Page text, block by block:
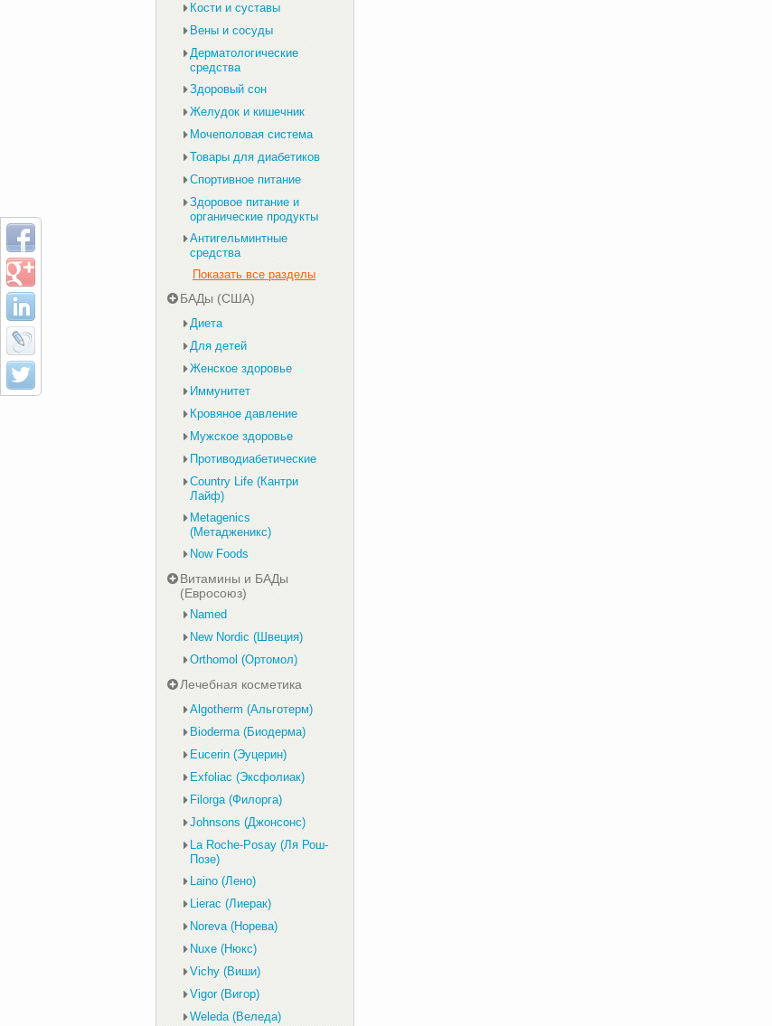
Кости и суставы
Вены и сосуды
Дерматологические
средства
Здоровый сон
Желудок и кишечник
Мочеполовая система
Товары для диабетиков
Спортивное питание
Здоровое питание и
органические продукты
Антигельминтные
средства
Показать все разделы
БАДы (США)
Диета
Для детей
Женское здоровье
Иммунитет
Кровяное давление
Мужское здоровье
Противодиабетические
Country Life (Кантри
Лайф)
Metagenics
(Метадженикс)
Now Foods
Витамины и БАДы
(Евросоюз)
Named
New Nordic (Швеция)
Orthomol (Ортомол)
Лечебная косметика
Algotherm (Альготерм)
Bioderma (Биодерма)
Eucerin (Эуцерин)
Exfoliac (Эксфолиак)
Filorga (Филорга)
Johnsons (Джонсонс)
La Roche-Posay (Ля Рош-
Позе)
Laino (Лено)
Lierac (Лиерак)
Noreva (Норева)
Nuxe (Нюкс)
Vichy (Виши)
Vigor (Вигор)
Weleda (Веледа)